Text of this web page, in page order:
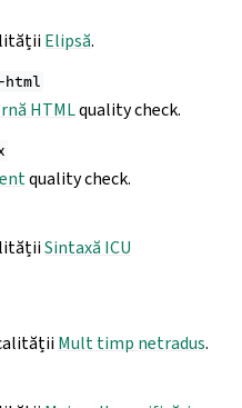
Elipsă.
HTMLquality check.
quality check.
Sintaxă ICU
Mult timp netradus.